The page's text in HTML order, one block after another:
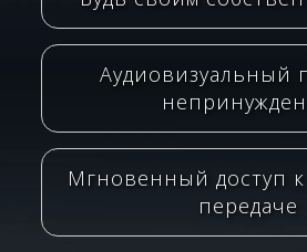
Аудиовизуальный
Мгновенный доступ
передаче